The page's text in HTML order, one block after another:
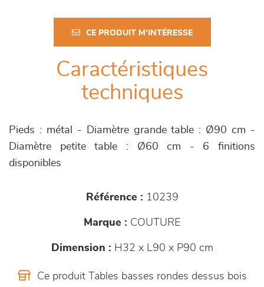
CE PRODUIT M'INTÉRESSE
Caractéristiques
techniques
Pieds : métal - Diamètre grande table : Ø90 cm -
Diamètre petite table : Ø60 cm - 6 finitions
disponibles
Référence : 10239
Marque : COUTURE
Dimension : H32 x L90 x P90 cm
Ce produit Tables basses rondes dessus bois